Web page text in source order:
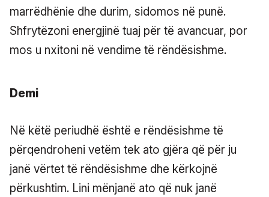
marrëdhënie dhe durim, sidomos në punë.
Shfrytëzoni energjinë tuaj për të avancuar, por
mos u nxitoni në vendime të rëndësishme.
Demi
Në këtë periudhë është e rëndësishme të
përqendroheni vetëm tek ato gjëra që për ju
janë vërtet të rëndësishme dhe kërkojnë
përkushtim. Lini mënjanë ato që nuk janë